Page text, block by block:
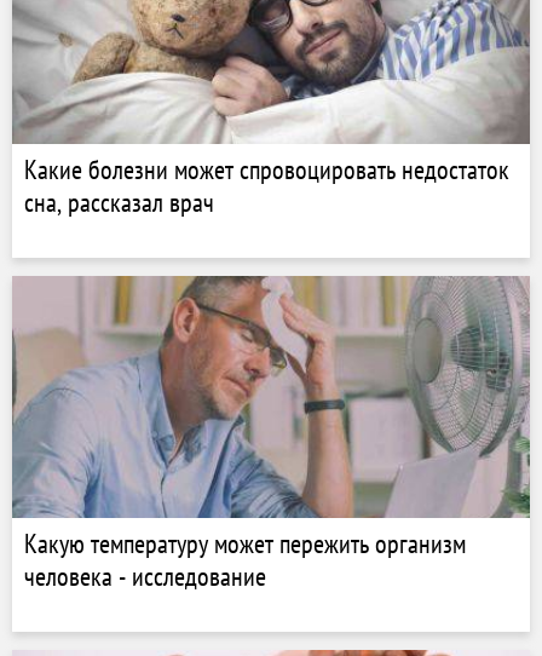
Какие болезни может спровоцировать недостаток
сна, рассказал врач
Какую температуру может пережить организм
человека - исследование